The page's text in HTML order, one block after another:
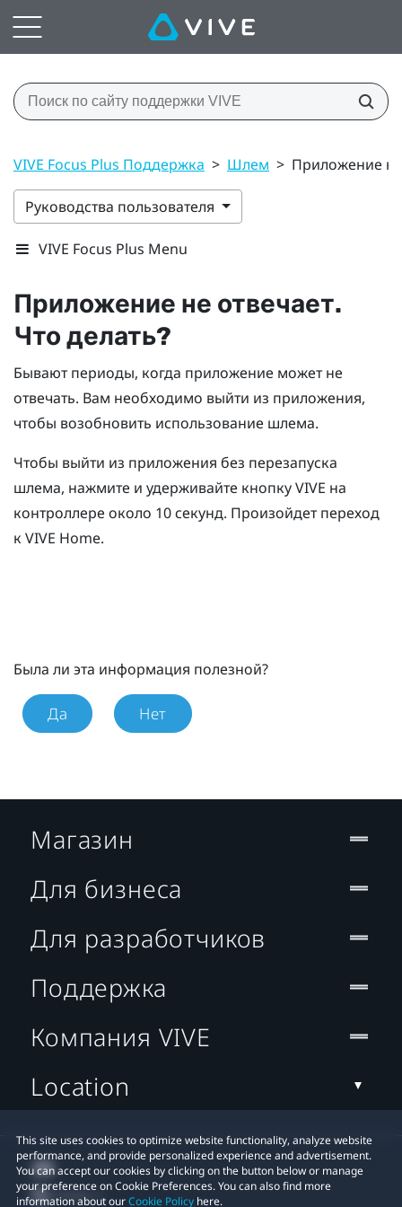
VIVE Focus Plus Поддержка > Шлем > Приложение не
Руководства пользователя
VIVE Focus Plus Menu
Приложение не отвечает.
Что делать?
Бывают периоды, когда приложение может не
отвечать. Вам необходимо выйти из приложения,
чтобы возобновить использование шлема.
Чтобы выйти из приложения без перезапуска
шлема, нажмите и удерживайте кнопкуVIVE на
контроллере около 10 секунд. Произойдет переход
к VIVE Home.
Была ли эта информация полезной?
Да Нет
This site uses cookies to optimize website functionality, analyze website
performance, and provide personalized experience and advertisement.
You can accept our cookies by clicking on the button below or manage
your preference on Cookie Preferences. You can also find more
information about ourCookie Policy here.
Магазин
Для бизнеса
Для разработчиков
Поддержка
Компания VIVE
Location